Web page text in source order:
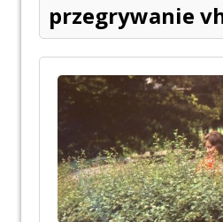
przegrywanie